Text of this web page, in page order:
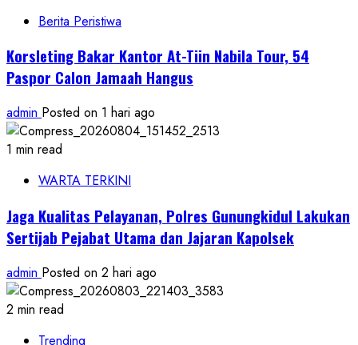
Berita Peristiwa
Korsleting Bakar Kantor At-Tiin Nabila Tour, 54
Paspor Calon Jamaah Hangus
admin Posted on 1 hari ago
1 min read
WARTA TERKINI
Jaga Kualitas Pelayanan, Polres Gunungkidul Lakukan
Sertijab Pejabat Utama dan Jajaran Kapolsek
admin Posted on 2 hari ago
2 min read
Trending